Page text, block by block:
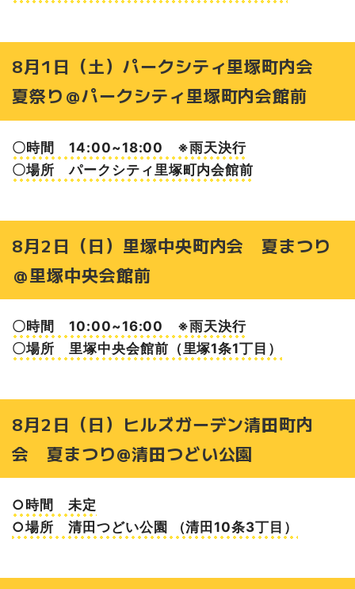
8月1日（土）パークシティ里塚町内会
夏祭り＠パークシティ里塚町内会館前
〇時間 14:00~18:00 ※雨天決行
〇場所 パークシティ里塚町内会館前
8月2日（日）里塚中央町内会 夏まつり
＠里塚中央会館前
〇時間 10:00~16:00 ※雨天決行
〇場所 里塚中央会館前（里塚1条1丁目）
8月2日（日）ヒルズガーデン清田町内
会 夏まつり@清田つどい公園
○時間 未定
○場所 清田つどい公園 （清田10条3丁目）